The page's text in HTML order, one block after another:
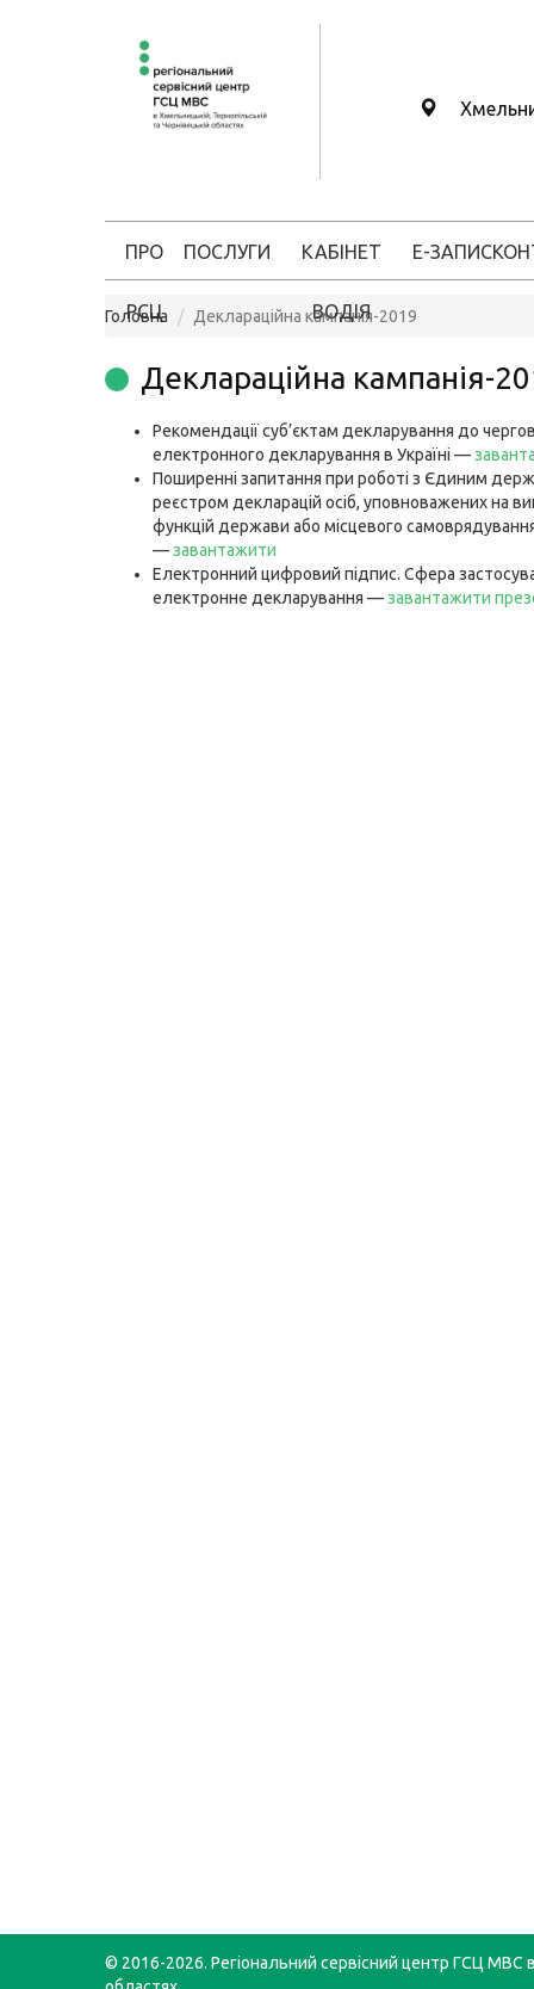
ПРО
РСЦ
ПОСЛУГИ КАБІНЕТ
ВОДІЯ
Е-ЗАПИС
Головна Деклараційна кампанія-2019
Деклараційна кампанія-
Рекомендації суб’єктам декларування до
електронного декларування в Україні —
Поширенні запитання при роботі з Єдиним
реєстром декларацій осіб, уповноважених на
функцій держави або місцевого
—завантажити
Електронний цифровий підпис. Сфера
електронне декларування —завантажити
© 2016-2026. Регіональний сервісний центр ГСЦ МВС